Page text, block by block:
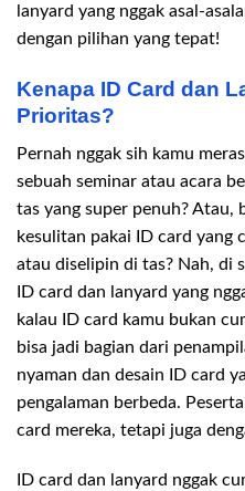
lanyard yang nggak asal-
dengan pilihan yang tepat!
Kenapa ID Card dan
Prioritas?
Pernah nggak sih kamu
sebuah seminar atau acara
tas yang super penuh? Atau,
kesulitan pakai ID card yang
atau diselipin di tas? Nah, di
ID card dan lanyard yang
kalau ID card kamu bukan
bisa jadi bagian dari
nyaman dan desain ID card
pengalaman berbeda.
card mereka, tetapi juga
ID card dan lanyard nggak